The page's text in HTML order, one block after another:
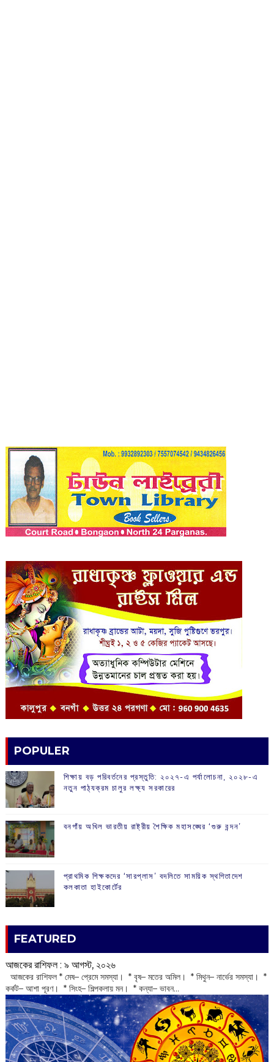
POPULER
শিক্ষায় বড় পরিবর্তনের প্রস্তুতি: ২০২৭-এ পর্যালোচনা, ২০২৮-এ
নতুন পাঠ্যক্রম চালুর লক্ষ্য সরকারের
বনগাঁয় অখিল ভারতীয় রাষ্ট্রীয় শৈক্ষিক মহাসঙ্ঘের ‘গুরু বন্দন’
প্রাথমিক শিক্ষকদের ‘সারপ্লাস’ বদলিতে সাময়িক স্থগিতাদেশ
কলকাতা হাইকোর্টের
FEATURED
আজকের রাশিফল :‌ ‌‌৯ আগস্ট, ২০২৬
‌ আজকের রাশিফল * মেষ– প্রেমে সমস্যা। * বৃষ– মতের অমিল। * মিথুন– নার্ভের সমস্যা। *
কর্কট– আশা পূরণ। * সিংহ– শিল্পকলায় মন। * কন্যা– ভাবন...